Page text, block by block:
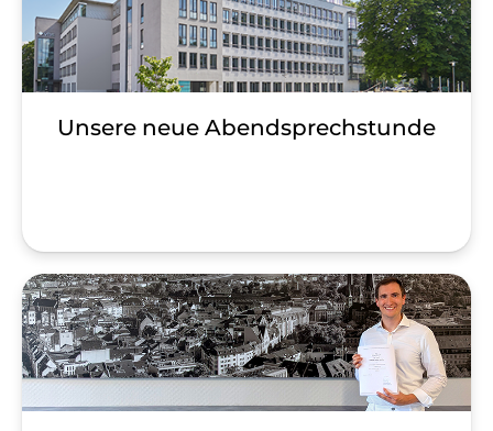
Unsere neue Abendsprechstunde